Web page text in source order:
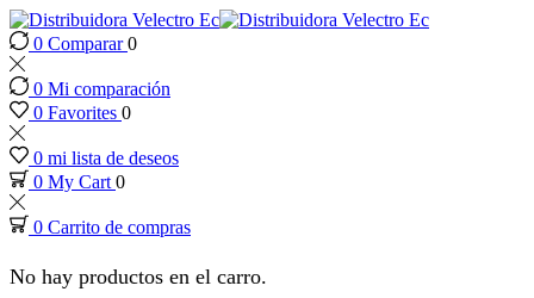
panel
panel
paketleri
0 Comparar0
0 Mi comparación
0 Favorites 0
0 mi lista de deseos
0 My Cart 0
0 Carrito de compras
No hay productos en el carro.